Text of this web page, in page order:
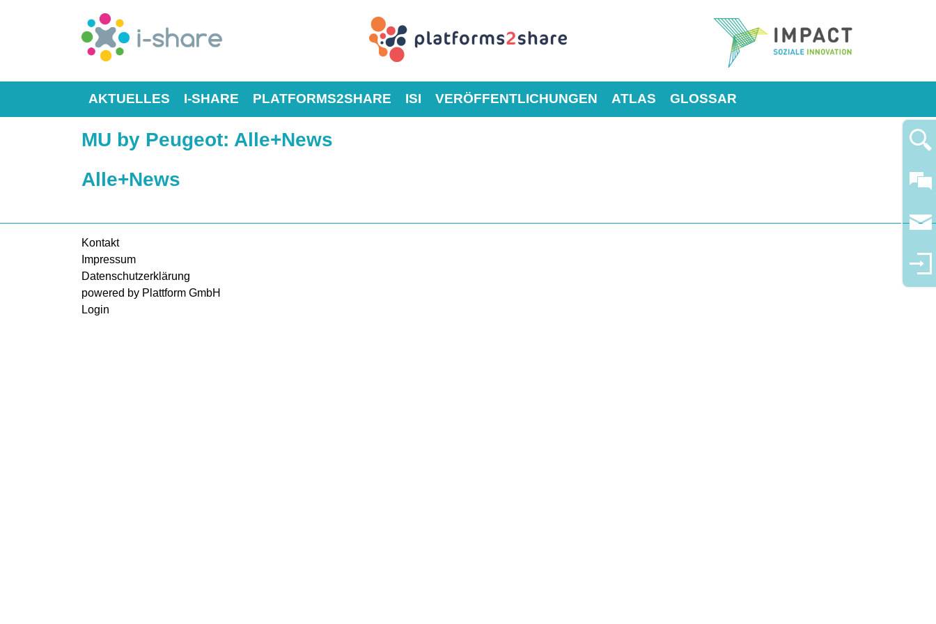
AKTUELLES I-SHARE PLATFORMS2SHARE ISI VERÖFFENTLICHUNGEN ATLAS GLOSSAR
MU by Peugeot: Alle+News
Alle+News
Kontakt
Impressum
Datenschutzerklärung
powered by Plattform GmbH
Login